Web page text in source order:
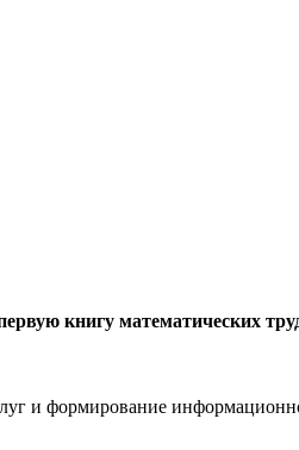
книгу математических
и формирование